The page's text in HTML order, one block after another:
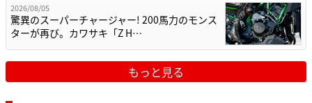
2026/08/05
驚異のスーパーチャージャー! 200馬力のモンス
ターが再び。カワサキ「Z H…
もっと見る